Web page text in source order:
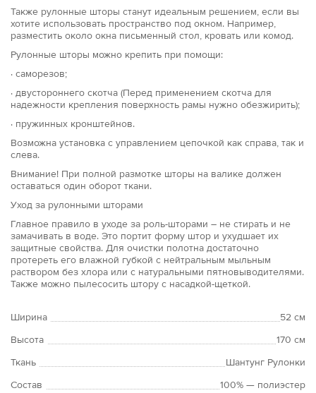
Также рулонные шторы станут идеальным решением, если вы
хотите использовать пространство под окном. Например,
разместить около окна письменный стол, кровать или комод.
Рулонные шторы можно крепить при помощи:
· саморезов;
· двустороннего скотча (Перед применением скотча для
надежности крепления поверхность рамы нужно обезжирить);
· пружинных кронштейнов.
Возможна установка с управлением цепочкой как справа, так и
слева.
Внимание! При полной размотке шторы на валике должен
оставаться один оборот ткани.
Уход за рулонными шторами
Главное правило в уходе за роль-шторами – не стирать и не
замачивать в воде. Это портит форму штор и ухудшает их
защитные свойства. Для очистки полотна достаточно
протереть его влажной губкой с нейтральным мыльным
раствором без хлора или с натуральными пятновыводителями.
Также можно пылесосить штору с насадкой-щеткой.
Ширина
52 см
Высота
170 см
Ткань
Шантунг Рулонки
Состав
100% — полиэстер